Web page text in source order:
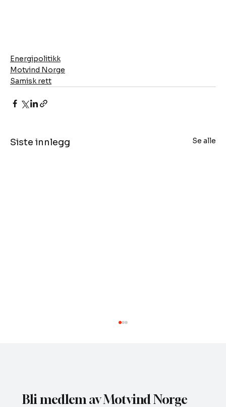
Energipolitikk
Motvind Norge
Samisk rett
Siste innlegg Se alle
Bli medlem av Motvind Norge